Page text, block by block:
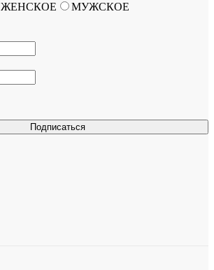
Подписаться
ЖЕНСКОЕ МУЖСКОЕ